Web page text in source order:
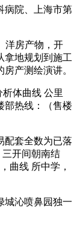
病院、上海市第
洋房产物，开
拿地规划到施工
产测绘演讲。
体曲线 公里
部热线：（售楼
配套全数为已落
开间朝南结
曲线 所中学，
沁喷鼻园独一